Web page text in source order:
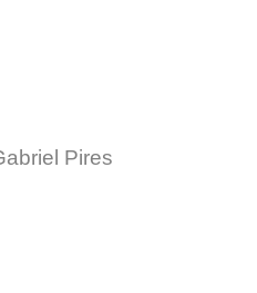
Pires